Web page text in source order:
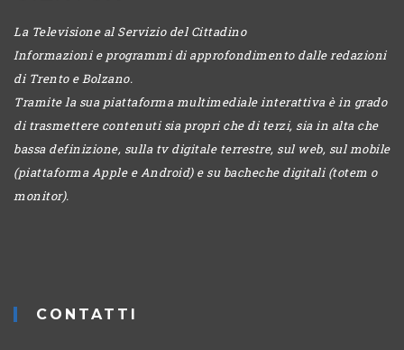
La Televisione al Servizio del Cittadino
Informazioni e programmi di approfondimento dalle redazioni
di Trento e Bolzano.
Tramite la sua piattaforma multimediale interattiva è in grado
di trasmettere contenuti sia propri che di terzi, sia in alta che
bassa definizione, sulla tv digitale terrestre, sul web, sul mobile
(piattaforma Apple e Android) e su bacheche digitali (totem o
monitor).
CONTATTI